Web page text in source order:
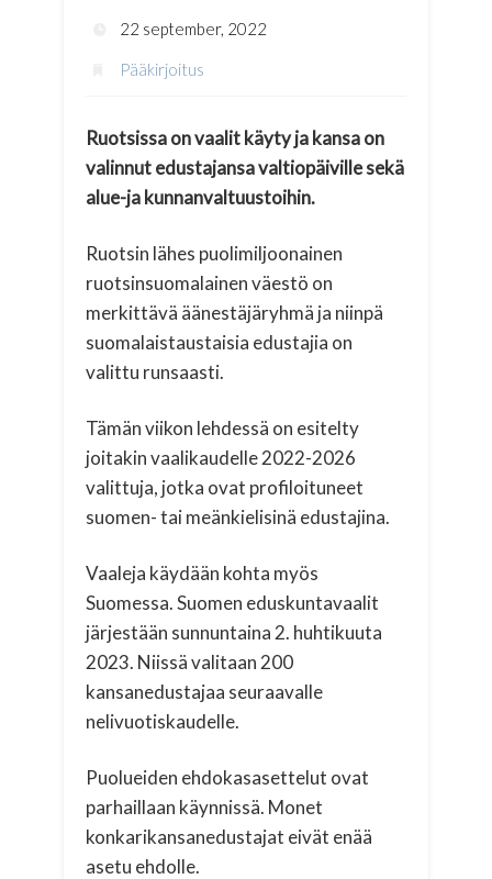
22 september, 2022
Pääkirjoitus
Ruotsissa on vaalit käyty ja kansa on
valinnut edustajansa valtiopäiville sekä
alue-ja kunnanvaltuustoihin.
Ruotsin lähes puolimiljoonainen
ruotsinsuomalainen väestö on
merkittävä äänestäjäryhmä ja niinpä
suomalaistaustaisia edustajia on
valittu runsaasti.
Tämän viikon lehdessä on esitelty
joitakin vaalikaudelle 2022-2026
valittuja, jotka ovat profiloituneet
suomen- tai meänkielisinä edustajina.
Vaaleja käydään kohta myös
Suomessa. Suomen eduskuntavaalit
järjestään sunnuntaina 2. huhtikuuta
2023. Niissä valitaan 200
kansanedustajaa seuraavalle
nelivuotiskaudelle.
Puolueiden ehdokasasettelut ovat
parhaillaan käynnissä. Monet
konkarikansanedustajat eivät enää
asetu ehdolle.